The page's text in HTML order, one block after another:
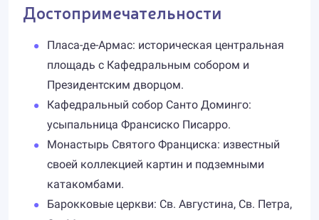
Достопримечательности
Пласа-де-Армас: историческая центральная
площадь с Кафедральным собором и
Президентским дворцом.
Кафедральный собор Санто Доминго:
усыпальница Франсиско Писарро.
Монастырь Святого Франциска: известный
своей коллекцией картин и подземными
катакомбами.
Барокковые церкви: Св. Августина, Св. Петра,